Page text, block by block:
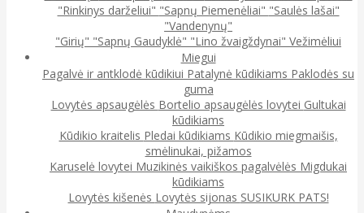
"Rinkinys darželiui" "Sapnų Piemenėliai" "Saulės lašai"
"Vandenynų"
"Girių" "Sapnų Gaudyklė" "Lino žvaigždynai" Vežimėliui
Miegui
Pagalvė ir antklodė kūdikiui Patalynė kūdikiams Paklodės su
guma
Lovytės apsaugėlės Bortelio apsaugėlės lovytei Gultukai
kūdikiams
Kūdikio kraitelis Pledai kūdikiams Kūdikio miegmaišis,
smėlinukai, pižamos
Karuselė lovytei Muzikinės vaikiškos pagalvėlės Migdukai
kūdikiams
Lovytės kišenės Lovytės sijonas SUSIKURK PATS!